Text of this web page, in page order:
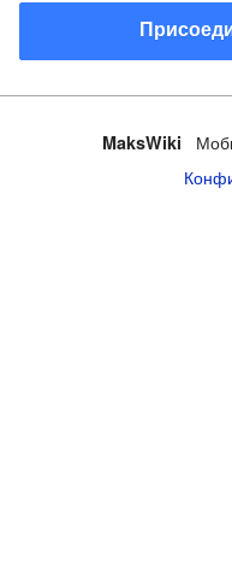
MaksWiki